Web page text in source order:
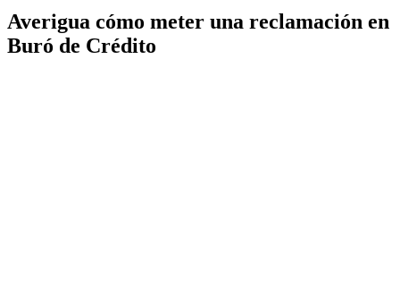
Averigua cómo meter una reclamación en
Buró de Crédito